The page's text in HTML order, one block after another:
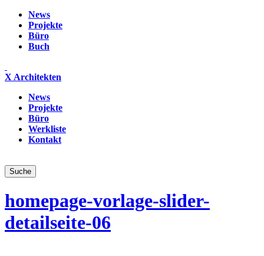
News
Projekte
Büro
Buch
X Architekten
News
Projekte
Büro
Werkliste
Kontakt
homepage-vorlage-slider-
detailseite-06